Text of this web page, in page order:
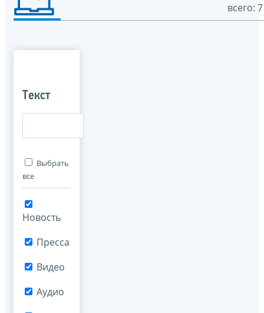
всего:
Текст
Выбрать
все
Новость
Пресса
Видео
Аудио